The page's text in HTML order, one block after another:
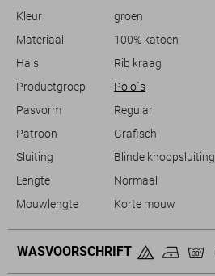
Kleur
groen
Materiaal
100% katoen
Hals
Rib kraag
Productgroep
Polo`s
Pasvorm
Regular
Patroon
Grafisch
Sluiting
Blinde knoopsluiting
Lengte
Normaal
Mouwlengte
Korte mouw
WASVOORSCHRIFT